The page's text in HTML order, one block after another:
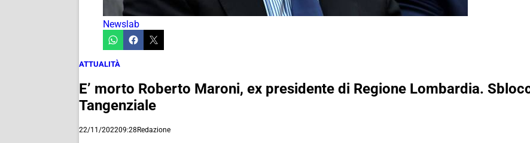
Newslab
ATTUALITÀ
E’ morto Roberto Maroni, ex presidente di Regione Lombardia.
Tangenziale
22/11/202209:28Redazione